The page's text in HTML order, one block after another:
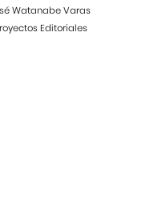
Watanabe Varas
Editoriales